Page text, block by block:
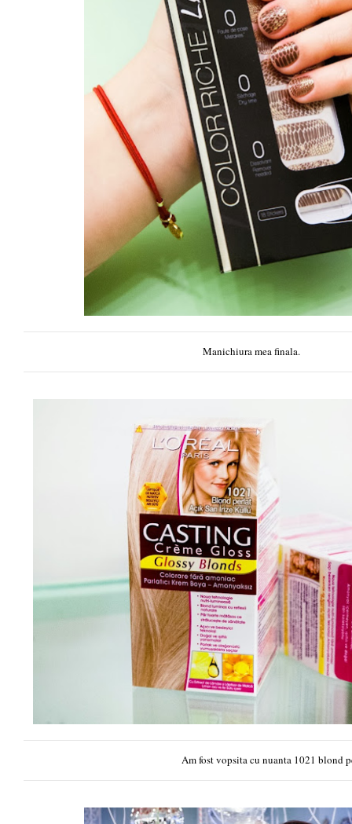
Manichiura mea finala.
Am fost vopsita cu nuanta 1021 blond